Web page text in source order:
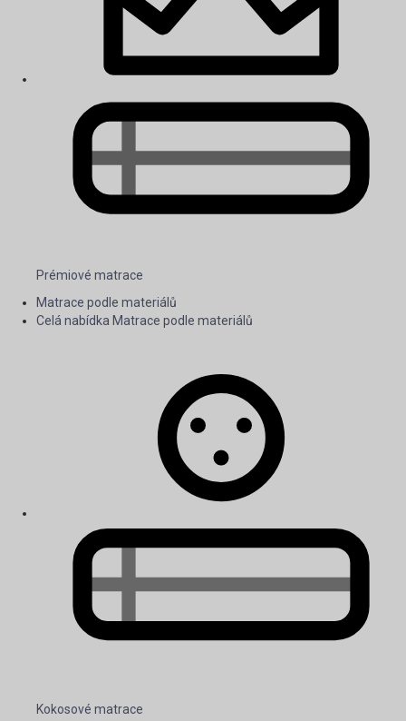
Prémiové matrace
Matrace podle materiálů
Celá nabídka Matrace podle materiálů
Kokosové matrace